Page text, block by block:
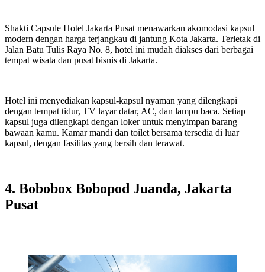
Shakti Capsule Hotel Jakarta Pusat menawarkan akomodasi kapsul
modern dengan harga terjangkau di jantung Kota Jakarta. Terletak di
Jalan Batu Tulis Raya No. 8, hotel ini mudah diakses dari berbagai
tempat wisata dan pusat bisnis di Jakarta.
Hotel ini menyediakan kapsul-kapsul nyaman yang dilengkapi
dengan tempat tidur, TV layar datar, AC, dan lampu baca. Setiap
kapsul juga dilengkapi dengan loker untuk menyimpan barang
bawaan kamu. Kamar mandi dan toilet bersama tersedia di luar
kapsul, dengan fasilitas yang bersih dan terawat.
4. Bobobox Bobopod Juanda, Jakarta
Pusat